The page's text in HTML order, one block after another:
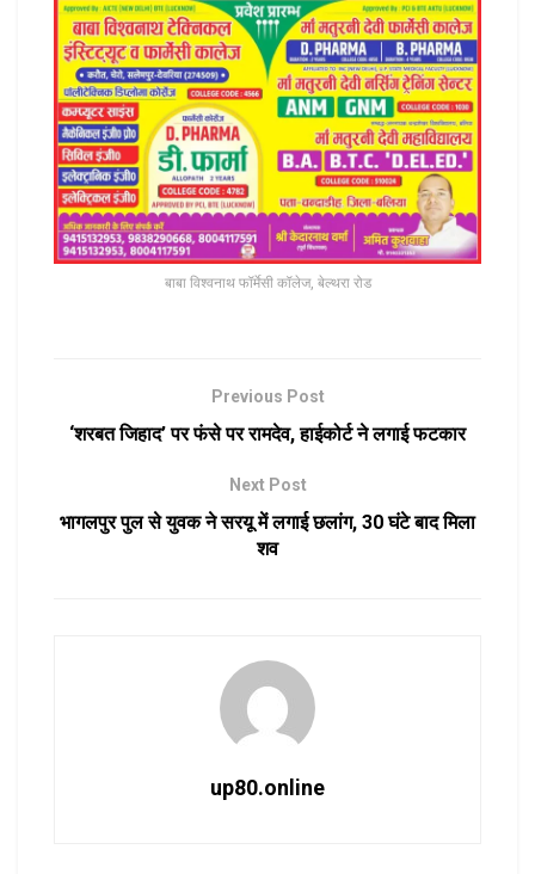
बाबा विश्वनाथ फॉर्मेसी कॉलेज, बेल्थरा रोड
Previous Post
‘शरबत जिहाद’ पर फंसे पर रामदेव, हाईकोर्ट ने लगाई फटकार
Next Post
भागलपुर पुल से युवक ने सरयू में लगाई छलांग, 30 घंटे बाद मिला
शव
up80.online